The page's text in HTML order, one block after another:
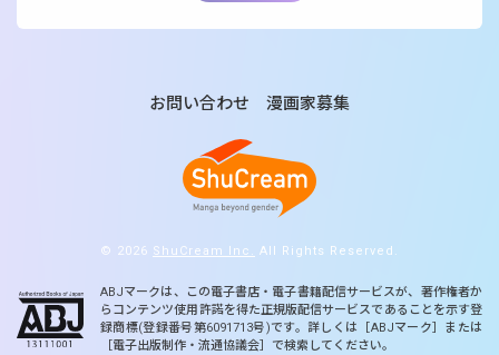
お問い合わせ 漫画家募集
© 2026 ShuCream Inc. All Rights Reserved.
ABJマークは、この電子書店・電子書籍配信サービスが、著作権者か
らコンテンツ使用許諾を得た正規版配信サービスであることを示す登
録商標(登録番号第6091713号)です。詳しくは［ABJマーク］または
［電子出版制作・流通協議会］で検索してください。